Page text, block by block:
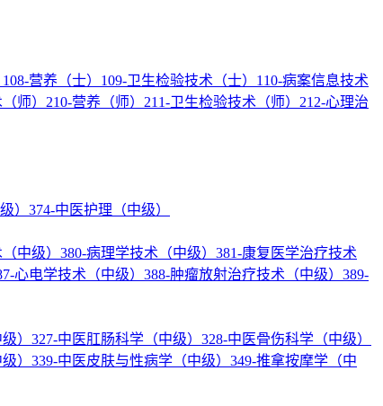
108-营养（士） 109-卫生检验技术（士） 110-病案信息技术
师） 210-营养（师） 211-卫生检验技术（师） 212-心理治
） 374-中医护理（中级）
中级） 380-病理学技术（中级） 381-康复医学治疗技术
心电学技术（中级） 388-肿瘤放射治疗技术（中级） 389-
） 327-中医肛肠科学（中级） 328-中医骨伤科学（中级）
） 339-中医皮肤与性病学（中级） 349-推拿按摩学（中